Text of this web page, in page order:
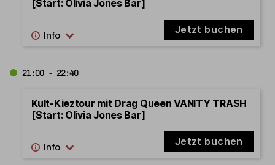
[Start: Olivia Jones Bar]
Jetzt buchen
21:00 - 22:40
Kult-Kieztour mit Drag Queen VANITY TRASH
[Start: Olivia Jones Bar]
Jetzt buchen